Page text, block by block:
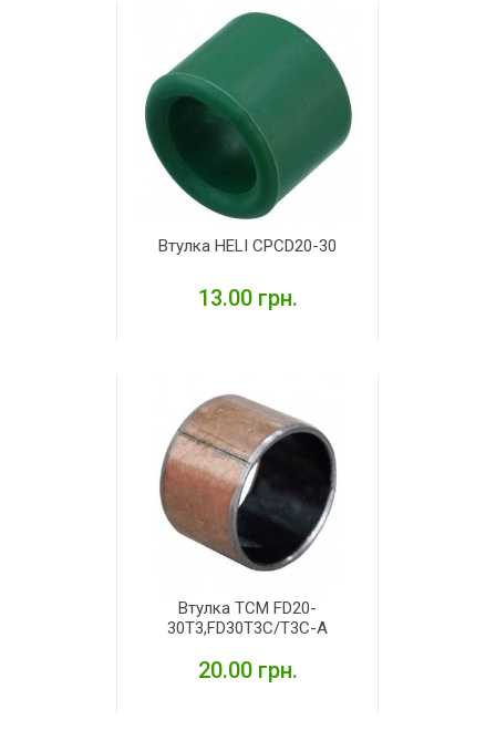
Втулка HELI CPCD20-30
13.00 грн.
Втулка TCM FD20-
30T3,FD30T3C/T3C-A
20.00 грн.